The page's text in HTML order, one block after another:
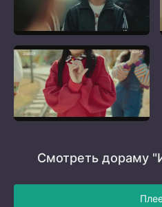
Смотреть дораму